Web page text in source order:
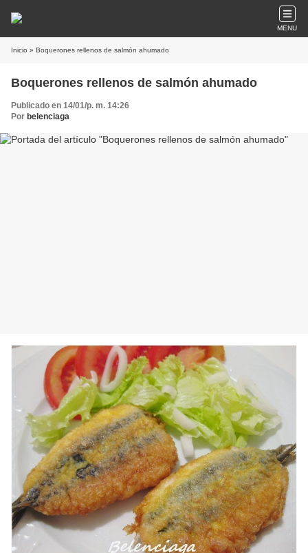
MENU
Inicio » Boquerones rellenos de salmón ahumado
Boquerones rellenos de salmón ahumado
Publicado en 14/01/p. m. 14:26
Por belenciaga